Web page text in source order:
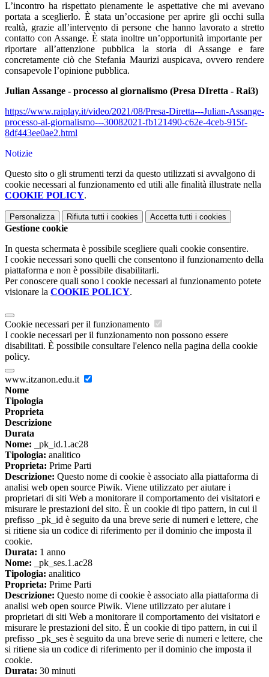
L’incontro ha rispettato pienamente le aspettative che mi avevano
portata a sceglierlo. È stata un’occasione per aprire gli occhi sulla
realtà, grazie all’intervento di persone che hanno lavorato a stretto
contatto con Assange. È stata inoltre un’opportunità importante per
riportare all’attenzione pubblica la storia di Assange e fare
concretamente ciò che Stefania Maurizi auspicava, ovvero rendere
consapevole l’opinione pubblica.
Julian Assange - processo al giornalismo (Presa DIretta - Rai3)
https://www.raiplay.it/video/2021/08/Presa-Diretta---Julian-Assange-
processo-al-giornalismo---30082021-fb121490-c62e-4ceb-915f-
8df443ee0ae2.html
Notizie
Questo sito o gli strumenti terzi da questo utilizzati si avvalgono di
cookie necessari al funzionamento ed utili alle finalità illustrate nella
COOKIE POLICY.
Personalizza Rifiuta tutti i cookies Accetta tutti i cookies
Gestione cookie
In questa schermata è possibile scegliere quali cookie consentire.
I cookie necessari sono quelli che consentono il funzionamento della
piattaforma e non è possibile disabilitarli.
Per conoscere quali sono i cookie necessari al funzionamento potete
visionare la COOKIE POLICY.
Cookie necessari per il funzionamento
I cookie necessari per il funzionamento non possono essere
disabilitati. È possibile consultare l'elenco nella pagina della cookie
policy.
www.itzanon.edu.it
Nome
Tipologia
Proprieta
Descrizione
Durata
Nome: _pk_id.1.ac28
Tipologia: analitico
Proprieta: Prime Parti
Descrizione: Questo nome di cookie è associato alla piattaforma di
analisi web open source Piwik. Viene utilizzato per aiutare i
proprietari di siti Web a monitorare il comportamento dei visitatori e
misurare le prestazioni del sito. È un cookie di tipo pattern, in cui il
prefisso _pk_id è seguito da una breve serie di numeri e lettere, che
si ritiene sia un codice di riferimento per il dominio che imposta il
cookie.
Durata: 1 anno
Nome: _pk_ses.1.ac28
Tipologia: analitico
Proprieta: Prime Parti
Descrizione: Questo nome di cookie è associato alla piattaforma di
analisi web open source Piwik. Viene utilizzato per aiutare i
proprietari di siti Web a monitorare il comportamento dei visitatori e
misurare le prestazioni del sito. È un cookie di tipo pattern, in cui il
prefisso _pk_ses è seguito da una breve serie di numeri e lettere, che
si ritiene sia un codice di riferimento per il dominio che imposta il
cookie.
Durata: 30 minuti